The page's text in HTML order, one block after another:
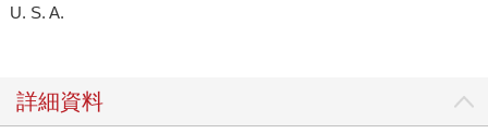
U. S. A.
詳細資料